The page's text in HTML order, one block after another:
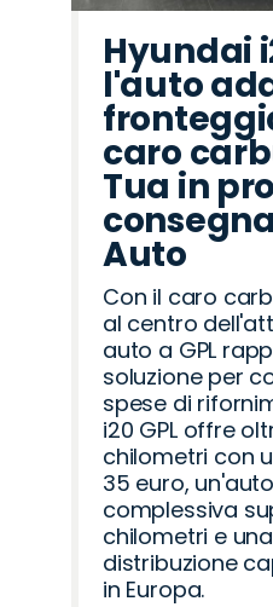
Hyundai
l'auto
caro
Tua in
Auto
Con il caro
al centro
auto a GPL
soluzione per
spese di
i20 GPL offre
chilometri con
35 euro,
complessiva
chilometri e
distribuzione
in Europa.